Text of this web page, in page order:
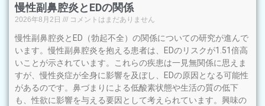
慢性副鼻腔炎とEDの関係
2026年8月2日 コメントはまだありません
慢性副鼻腔炎とED（勃起不全）の関係についての研究が進んで
います。慢性副鼻腔炎を抱える患者は、EDのリスクが1.51倍高
いことが示されています。これらの疾患は一見無関係に思えま
すが、慢性炎症が全身に影響を及ぼし、EDの原因となる可能性
があるのです。鼻づまりによる低酸素状態や生活の質の低下
も、性欲に影響を与える要因として考えられています。興味の